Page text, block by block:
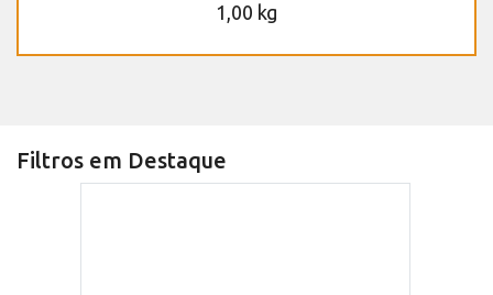
1,00 kg
Filtros em Destaque